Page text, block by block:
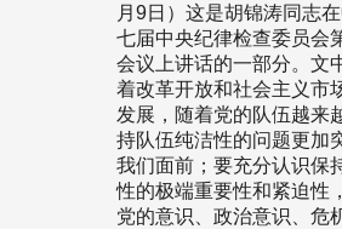
月9日）这是胡锦涛同志
七届中央纪律检查委员会
会议上讲话的一部分。文
着改革开放和社会主义市
发展，随着党的队伍越来
持队伍纯洁性的问题更加
我们面前；要充分认识保
性的极端重要性和紧迫性
党的意识、政治意识、危